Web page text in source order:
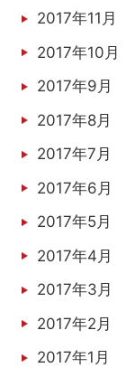
2017年11月
2017年10月
2017年9月
2017年8月
2017年7月
2017年6月
2017年5月
2017年4月
2017年3月
2017年2月
2017年1月